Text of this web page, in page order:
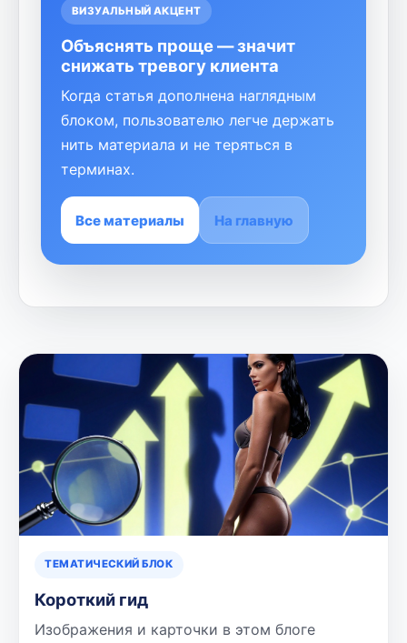
ВИЗУАЛЬНЫЙ АКЦЕНТ
Объяснять проще — значит
снижать тревогу клиента
Когда статья дополнена наглядным
блоком, пользователю легче держать
нить материала и не теряться в
терминах.
Все материалы На главную
ТЕМАТИЧЕСКИЙ БЛОК
Короткий гид
Изображения и карточки в этом блоге